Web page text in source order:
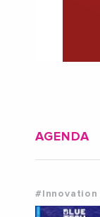
AGENDA
#Innovation